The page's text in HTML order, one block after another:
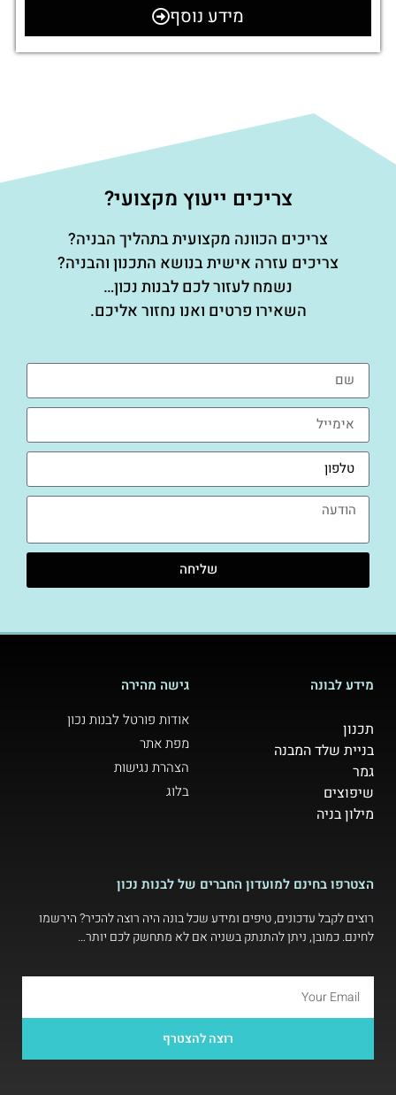
מידע נוסף
צריכים ייעוץ מקצועי?
צריכים הכוונה מקצועית בתהליך הבניה?
צריכים עזרה אישית בנושא התכנון והבניה?
נשמח לעזור לכם לבנות נכון…
השאירו פרטים ואנו נחזור אליכם.
שליחה
מידע לבונה
תכנון
בניית שלד המבנה
גמר
שיפוצים
מילון בניה
גישה מהירה
אודות פורטל לבנות נכון
מפת אתר
הצהרת נגישות
בלוג
הצטרפו בחינם למועדון החברים של לבנות נכון
רוצים לקבל עדכונים, טיפים ומידע שכל בונה היה רוצה להכיר? הירשמו
לחינם. כמובן, ניתן להתנתק בשניה אם לא מתחשק לכם יותר…
רוצה להצטרף